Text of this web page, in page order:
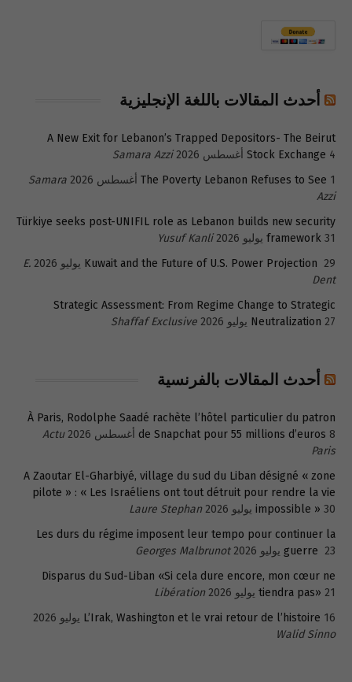
أحدث المقالات باللغة الإنجليزية
A New Exit for Lebanon’s Trapped Depositors- The Beirut
Stock Exchange 4 أغسطس 2026
Samara Azzi
The Poverty Lebanon Refuses to See 1 أغسطس 2026
Samara
Azzi
Türkiye seeks post-UNIFIL role as Lebanon builds new security
framework 31 يوليو 2026
Yusuf Kanli
Kuwait and the Future of U.S. Power Projection 29 يوليو 2026
E.
Dent
Strategic Assessment: From Regime Change to Strategic
Neutralization 27 يوليو 2026 Shaffaf Exclusive
أحدث المقالات بالفرنسية
À Paris, Rodolphe Saadé rachète l’hôtel particulier du patron
de Snapchat pour 55 millions d’euros 8 أغسطس 2026
Actu
Paris
A Zaoutar El-Gharbiyé, village du sud du Liban désigné « zone
pilote » : « Les Israéliens ont tout détruit pour rendre la vie
impossible » 30 يوليو 2026
Laure Stephan
Les durs du régime imposent leur tempo pour continuer la
guerre 23 يوليو 2026
Georges Malbrunot
Disparus du Sud-Liban «Si cela dure encore, mon cœur ne
tiendra pas» 21 يوليو 2026
Libération
L’Irak, Washington et le vrai retour de l’histoire 16 يوليو 2026
Walid Sinno